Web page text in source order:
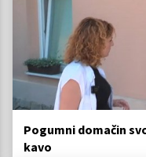
Pogumni domačin
kavo